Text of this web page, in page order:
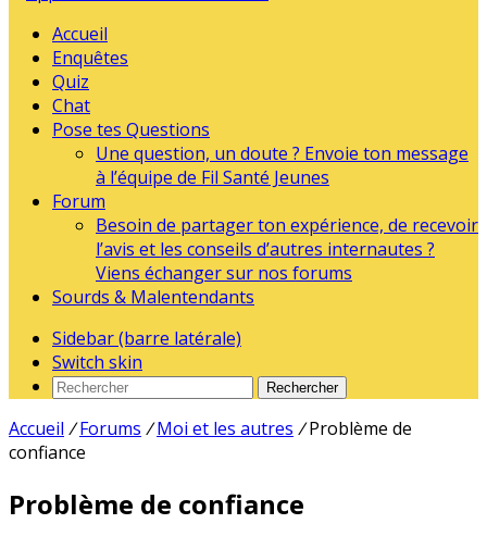
Accueil
Enquêtes
Quiz
Chat
Pose tes Questions
Une question, un doute ? Envoie ton message
à l’équipe de Fil Santé Jeunes
Forum
Besoin de partager ton expérience, de recevoir
l’avis et les conseils d’autres internautes ?
Viens échanger sur nos forums
Sourds & Malentendants
Sidebar (barre latérale)
Switch skin
Rechercher
Accueil / Forums / Moi et les autres / Problème de
confiance
Problème de confiance